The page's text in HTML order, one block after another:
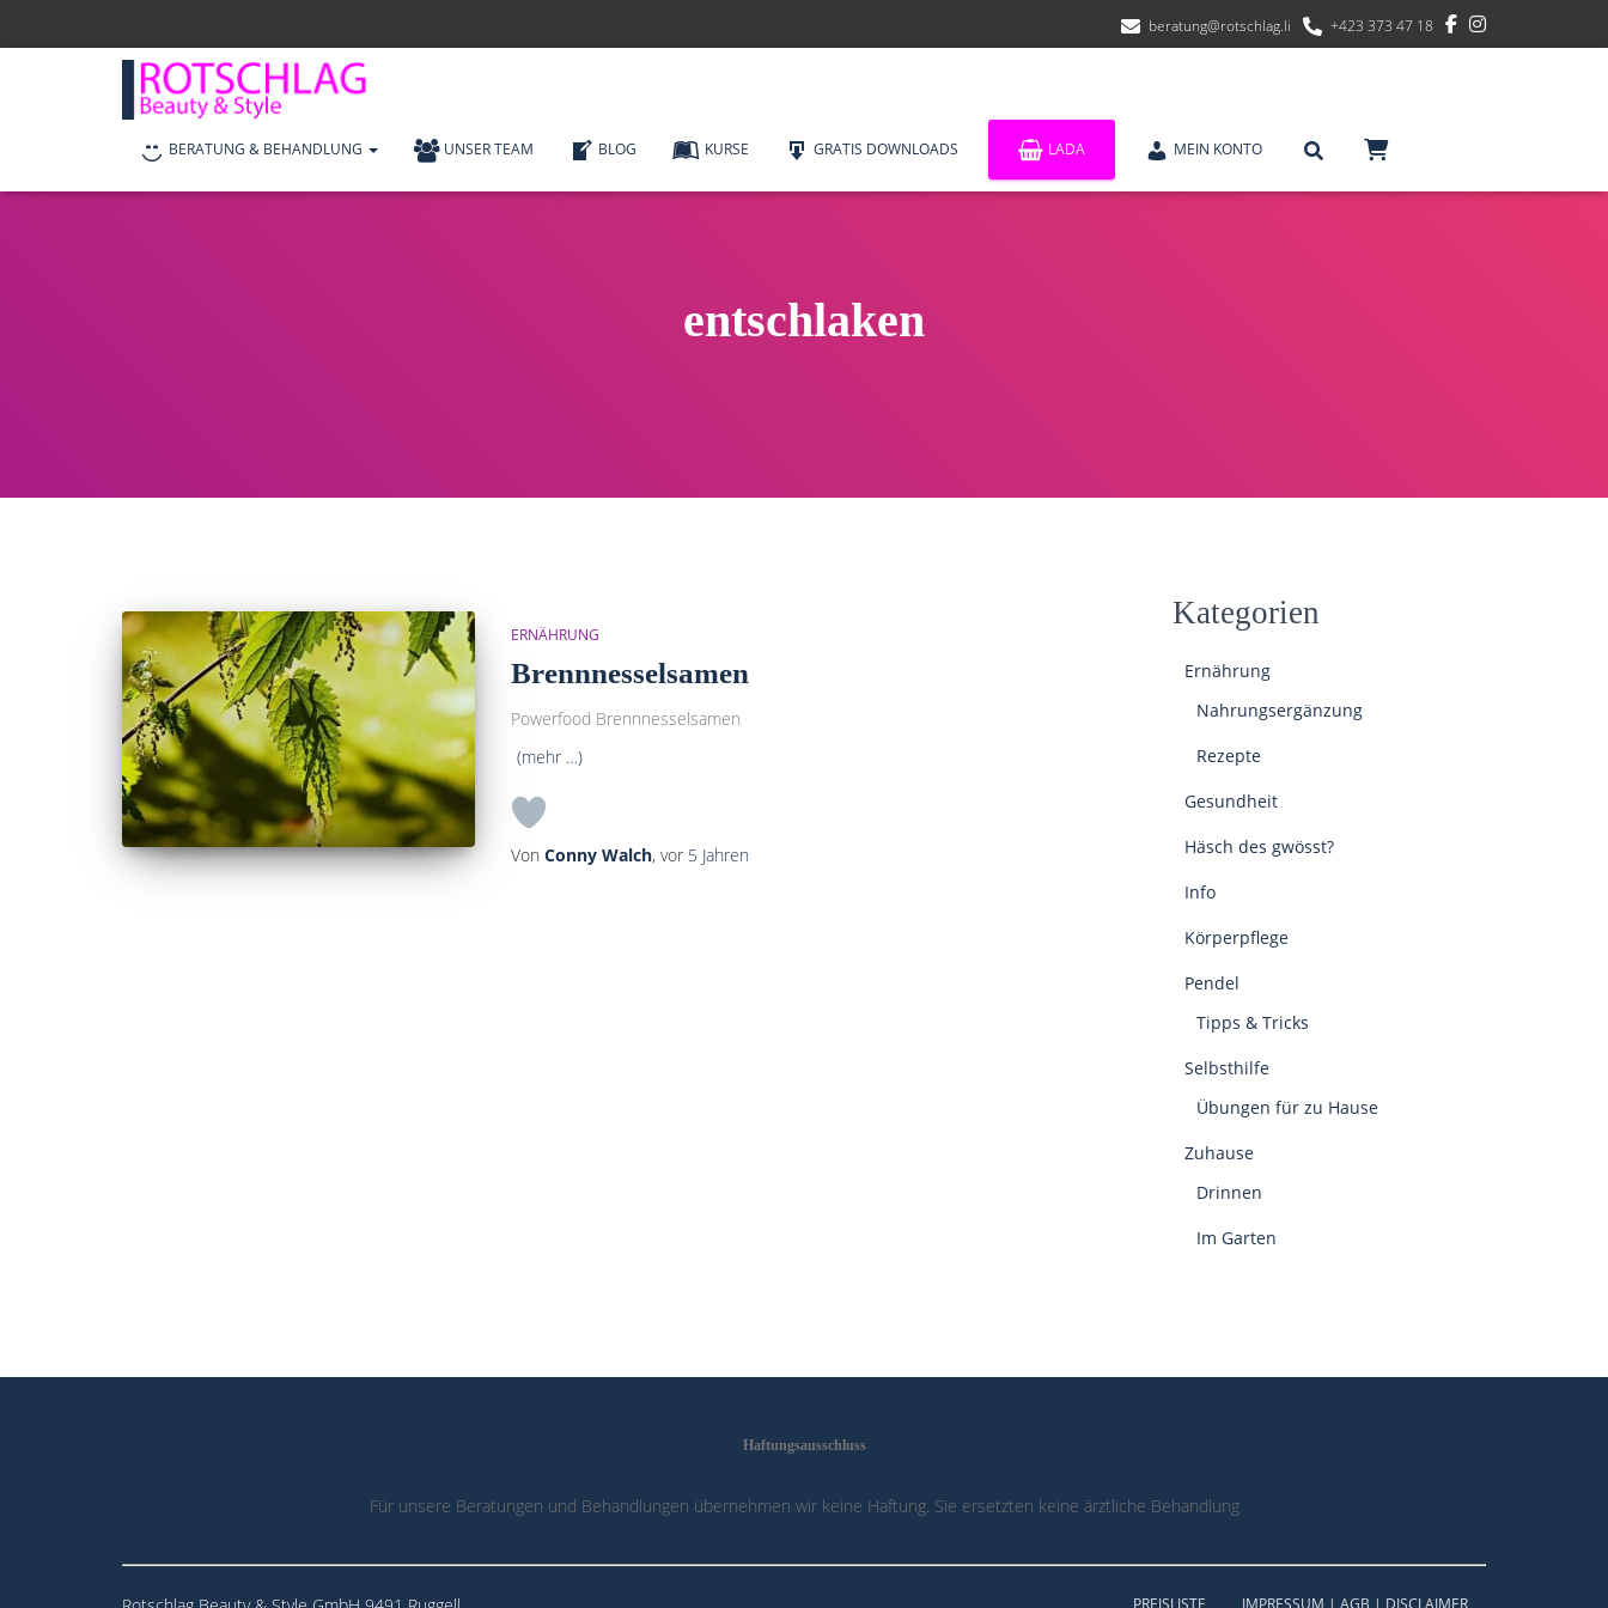
beratung@rotschlag.li +423 373 47 18
BERATUNG & BEHANDLUNG UNSER TEAM BLOG KURSE GRATIS DOWNLOADS LADA MEIN KONTO
entschlaken
ERNÄHRUNG
Brennnesselsamen
Powerfood Brennnesselsamen
(mehr …)
Von Conny Walch, vor 5 Jahren
Kategorien
Ernährung
Nahrungsergänzung
Rezepte
Gesundheit
Häsch des gwösst?
Info
Körperpflege
Pendel
Tipps & Tricks
Selbsthilfe
Übungen für zu Hause
Zuhause
Drinnen
Im Garten
Haftungsausschluss
Für unsere Beratungen und Behandlungen übernehmen wir keine Haftung. Sie ersetzten keine ärztliche Behandlung